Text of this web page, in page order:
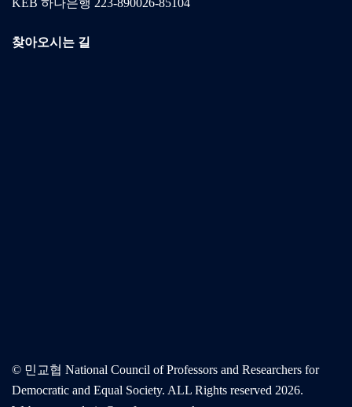
찾아오시는 길
© 민교협 National Council of Professors and Researchers for
Democratic and Equal Society. ALL Rights reserved 2026.